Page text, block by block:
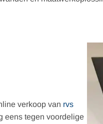
verkoop van rvs
eens tegen voordelige